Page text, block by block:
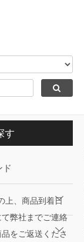
す
ド
上、商品到着日
弊社までご連絡
をご返送くださ